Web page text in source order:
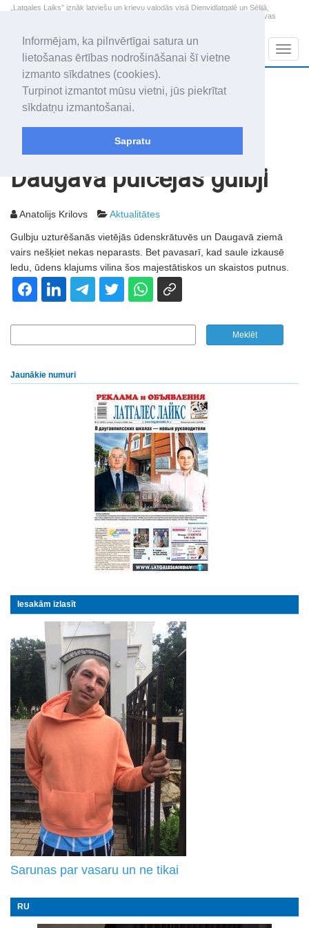
Informējam, ka pilnvērtīgai satura un
lietošanas ērtības nodrošināšanai šī vietne
izmanto sīkdatnes (cookies).
Turpinot izmantot mūsu vietni, jūs piekrītat
sīkdatņu izmantošanai.
Sapratu
„Latgales Laiks” iznāk latviešu un krievu valodās visā Dienvidlatgalē un Sēlijā,
„Latgales Laiks” latviešu valodā aptver Daugavpils valstspilsētu, Augšdaugavas
2026. gada 10. augusts
Pirmdiena
Audris, Brencis, Inuta
+20.1
Daugavā pulcējas gulbji
Anatolijs Krilovs Aktualitātes
Gulbju uzturēšanās vietējās ūdenskrātuvēs un Daugavā ziemā
vairs nešķiet nekas neparasts. Bet pavasarī, kad saule izkausē
ledu, ūdens klajums vilina šos majestātiskos un skaistos putnus.
Jaunākie numuri
Iesakām izlasīt
Sarunas par vasaru un ne tikai
RU